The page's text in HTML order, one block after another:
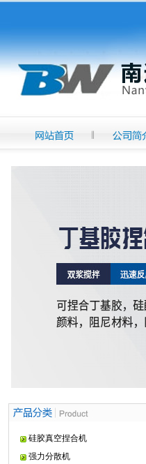
硅胶真空捏合机
强力分散机